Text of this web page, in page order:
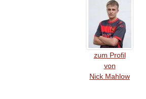
zum Profil
von
Nick Mahlow